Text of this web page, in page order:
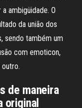
ambigüidade. O
da união dos
sendo também um
com emoticon,
de maneira
original